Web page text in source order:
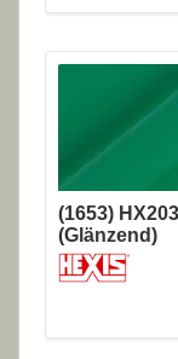
(1653)
(Glänzend)